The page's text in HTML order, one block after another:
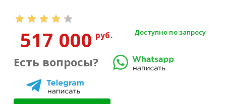
517 000руб. Доступно по запросу
Есть вопросы?